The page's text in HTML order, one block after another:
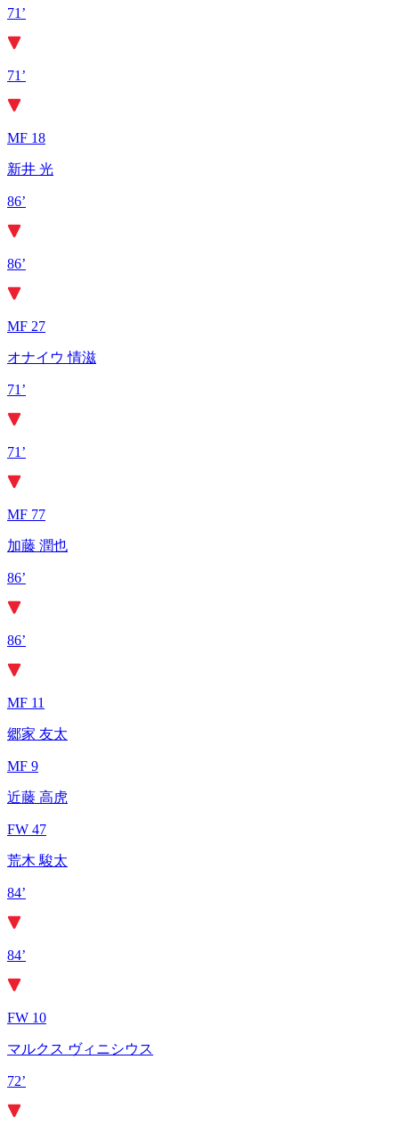
71’
71’
MF 18
新井 光
86’
86’
MF 27
オナイウ 情滋
71’
71’
MF 77
加藤 潤也
86’
86’
MF 11
郷家 友太
MF 9
近藤 高虎
FW 47
荒木 駿太
84’
84’
FW 10
マルクス ヴィニシウス
72’